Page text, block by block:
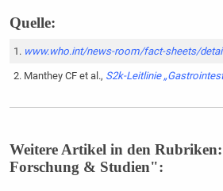
Quelle:
www.who.int/news-room/fact-sheets/
Manthey CF et al., S2k-Leitlinie
Weitere Artikel in den
Forschung & Studien":